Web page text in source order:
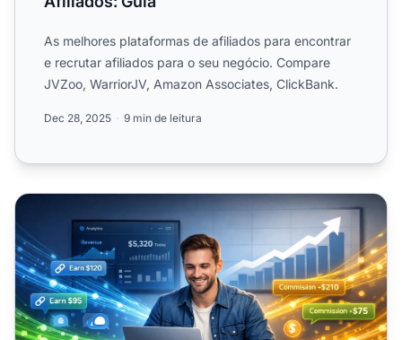
As melhores plataformas de afiliados para encontrar
e recrutar afiliados para o seu negócio. Compare
JVZoo, WarriorJV, Amazon Associates, ClickBank.
Dec 28, 2025 9 min de leitura
Como o Afiliados Beneficia Criadores de Conteúdo e